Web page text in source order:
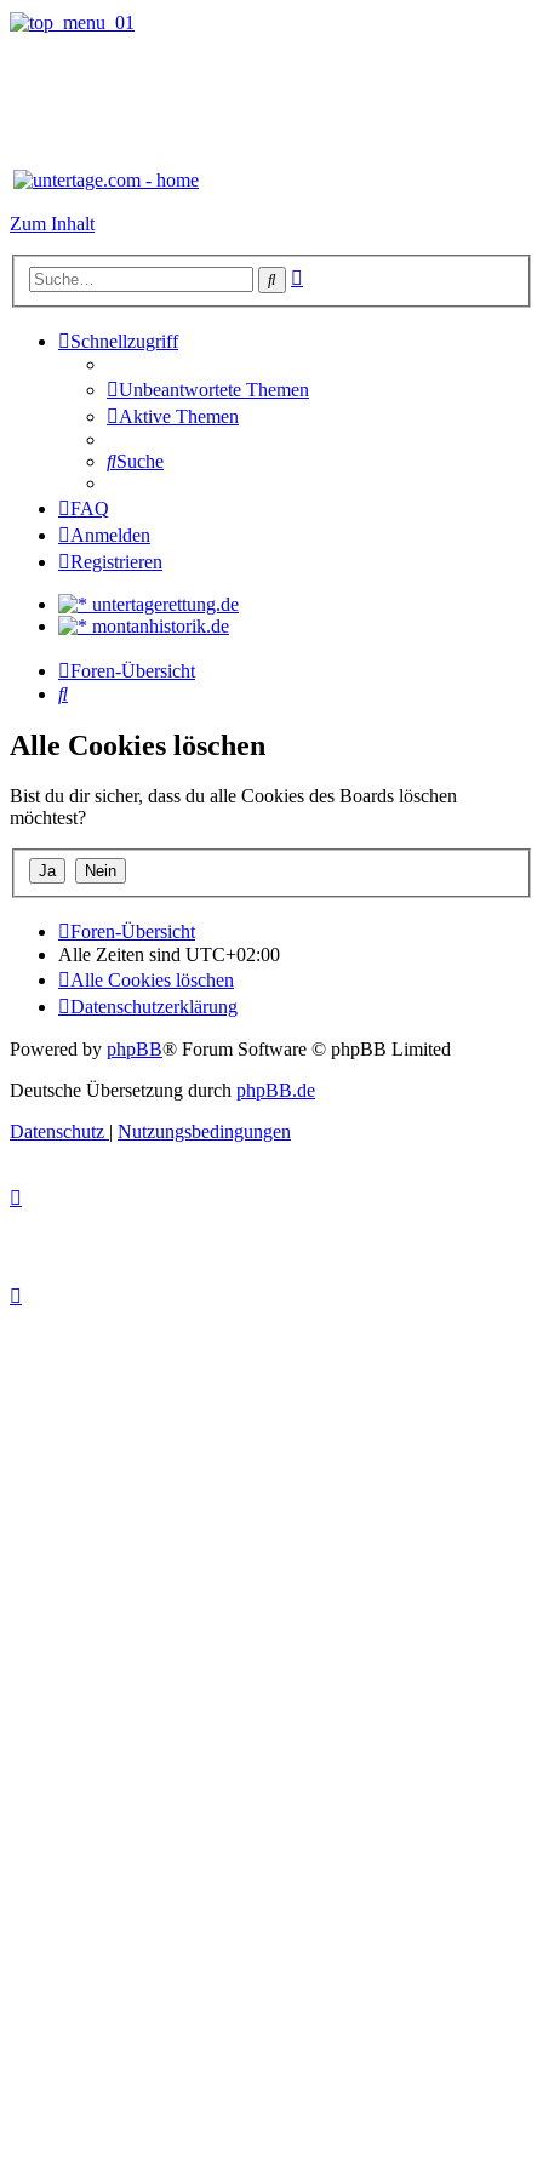
Zum Inhalt
Suche
Schnellzugriff
Unbeantwortete Themen
Aktive Themen
Suche
FAQ
Anmelden
Registrieren
untertagerettung.de
montanhistorik.de
Foren-Übersicht
Suche
Alle Cookies löschen
Bist du dir sicher, dass du alle Cookies des Boards löschen
möchtest?
Foren-Übersicht
Alle Zeiten sind UTC+02:00
Alle Cookies löschen
Datenschutzerklärung
Powered by phpBB® Forum Software © phpBB Limited
Deutsche Übersetzung durch phpBB.de
Datenschutz | Nutzungsbedingungen